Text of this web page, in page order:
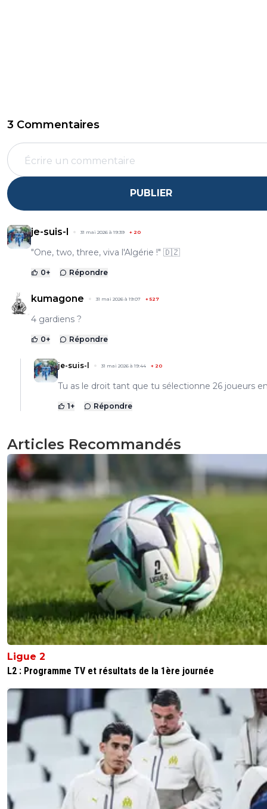
3 Commentaires
PUBLIER
je-suis-l 31 mai 2026 à 19:39 + 20
"One, two, three, viva l'Algérie !" 🇩🇿
0+ Répondre
kumagone 31 mai 2026 à 19:07 + 527
4 gardiens ?
0+ Répondre
je-suis-l 31 mai 2026 à 19:44 + 20
Tu as le droit tant que tu sélectionne 26 joueurs
1+ Répondre
Articles Recommandés
Ligue 2
L2 : Programme TV et résultats de la 1ère journée